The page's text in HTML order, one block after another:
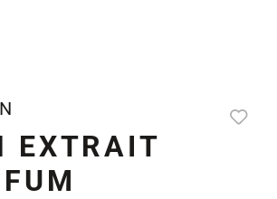
EXTRAIT